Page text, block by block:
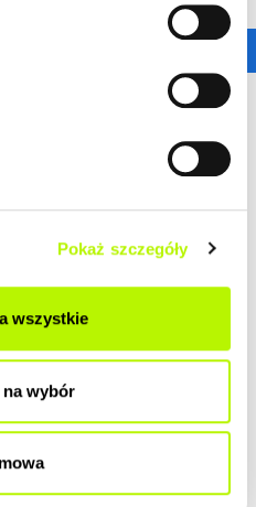
Pokaż szczegóły
wszystkie
wybór